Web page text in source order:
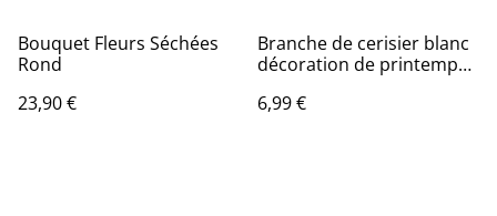
Bouquet Fleurs Séchées
Rond
23,90 €
Branche de cerisier blanc
décoration de printemps
décorative
6,99 €